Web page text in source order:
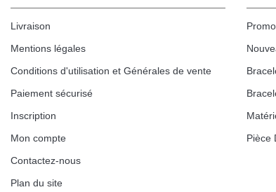
Livraison
Mentions légales
Conditions d'utilisation et Générales de vente
Paiement sécurisé
Inscription
Mon compte
Contactez-nous
Plan du site
Pièce